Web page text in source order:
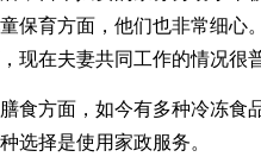
保育方面，他们也非常细心。
现在夫妻共同工作的情况很
食方面，如今有多种冷冻食
选择是使用家政服务。